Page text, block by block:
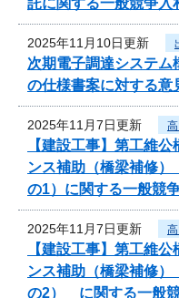
2025年11月10日更新
次期電子調達システム
の仕様書案に対する意
2025年11月7日更新
【建設工事】第工維
ンス補助（橋梁補修
の1）に関する一般競
2025年11月7日更新
【建設工事】第工維
ンス補助（橋梁補修
の2） に関する一般